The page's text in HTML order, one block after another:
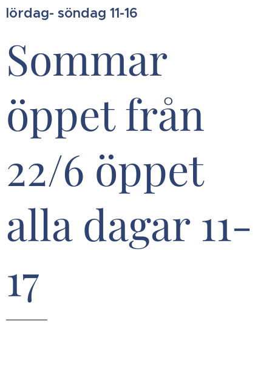
lördag- söndag 11-16
Sommar
öppet från
22/6 öppet
alla dagar 11-
17